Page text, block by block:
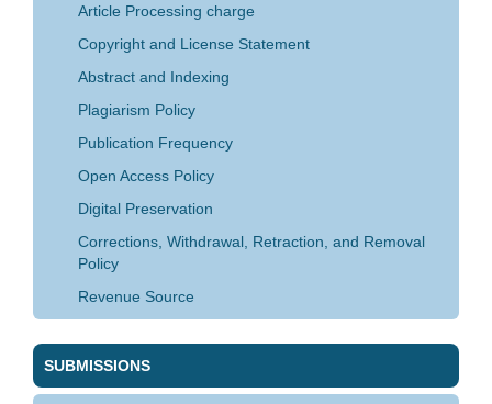
Article Processing charge
Copyright and License Statement
Abstract and Indexing
Plagiarism Policy
Publication Frequency
Open Access Policy
Digital Preservation
Corrections, Withdrawal, Retraction, and Removal
Policy
Revenue Source
SUBMISSIONS